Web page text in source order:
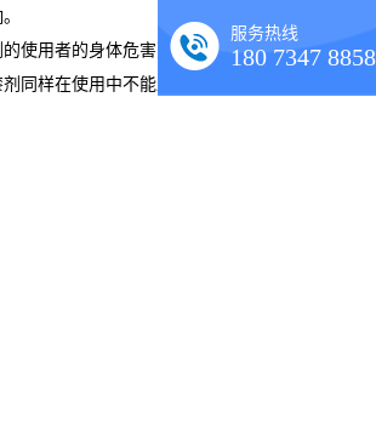
使用者的身体危害更加少。在除去油
同样在使用中不能直接接触皮肤，还
服务热线
180 7347 8858